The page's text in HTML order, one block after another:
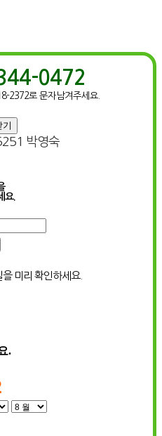
0472
2372로 문자남겨주세요.
박영숙
요.
미리 확인하세요.
.